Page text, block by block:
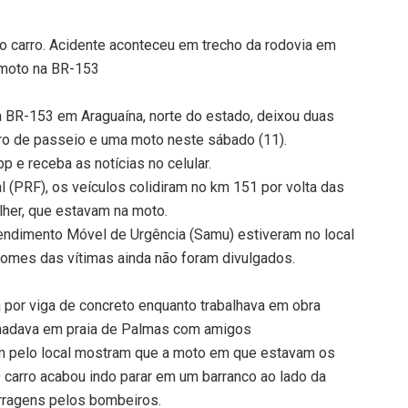
carro. Acidente aconteceu em trecho da rodovia em
na BR-153
153 em Araguaína, norte do estado, deixou duas
de passeio e uma moto neste sábado (11).
e receba as notícias no celular.
(PRF), os veículos colidiram no km 151 por volta das
que estavam na moto.
Móvel de Urgência (Samu) estiveram no local
das vítimas ainda não foram divulgados.
viga de concreto enquanto trabalhava em obra
em praia de Palmas com amigos
local mostram que a moto em que estavam os
acabou indo parar em um barranco ao lado da
pelos bombeiros.